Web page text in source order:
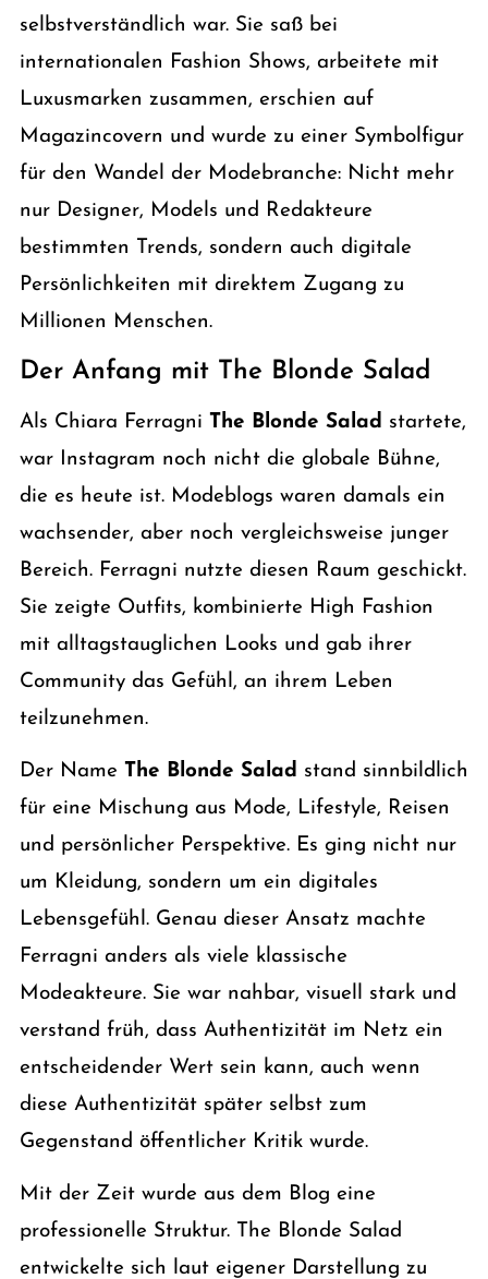
selbstverständlich war. Sie saß bei
internationalen Fashion Shows, arbeitete mit
Luxusmarken zusammen, erschien auf
Magazincovern und wurde zu einer Symbolfigur
für den Wandel der Modebranche: Nicht mehr
nur Designer, Models und Redakteure
bestimmten Trends, sondern auch digitale
Persönlichkeiten mit direktem Zugang zu
Millionen Menschen.
Der Anfang mit The Blonde Salad
Als Chiara Ferragni The Blonde Salad startete,
war Instagram noch nicht die globale Bühne,
die es heute ist. Modeblogs waren damals ein
wachsender, aber noch vergleichsweise junger
Bereich. Ferragni nutzte diesen Raum geschickt.
Sie zeigte Outfits, kombinierte High Fashion
mit alltagstauglichen Looks und gab ihrer
Community das Gefühl, an ihrem Leben
teilzunehmen.
Der Name The Blonde Salad stand sinnbildlich
für eine Mischung aus Mode, Lifestyle, Reisen
und persönlicher Perspektive. Es ging nicht nur
um Kleidung, sondern um ein digitales
Lebensgefühl. Genau dieser Ansatz machte
Ferragni anders als viele klassische
Modeakteure. Sie war nahbar, visuell stark und
verstand früh, dass Authentizität im Netz ein
entscheidender Wert sein kann, auch wenn
diese Authentizität später selbst zum
Gegenstand öffentlicher Kritik wurde.
Mit der Zeit wurde aus dem Blog eine
professionelle Struktur. The Blonde Salad
entwickelte sich laut eigener Darstellung zu